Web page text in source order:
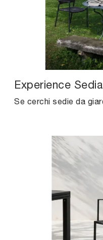
Experience Sedia